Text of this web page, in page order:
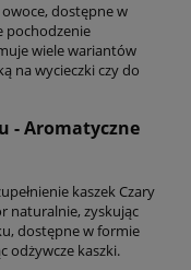
dostępne w
pochodzenie
wiele wariantów
na wycieczki czy do
- Aromatyczne
kaszek Czary
naturalnie, zyskując
dostępne w formie
odżywcze kaszki.